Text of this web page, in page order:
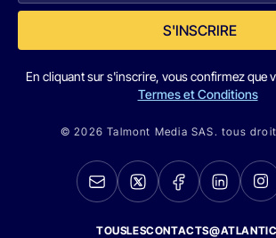
S'INSCRIRE
En cliquant sur s'inscrire, vous confirmez que
Termes et Conditions
© 2026 Talmont Media SAS. tous